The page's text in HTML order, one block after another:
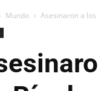
Mundo Asesinaron a